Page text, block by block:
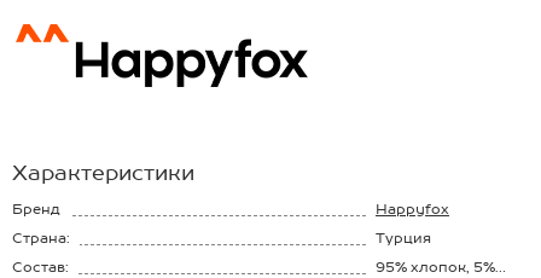
Характеристики
Бренд
Happyfox
Страна:
Турция
Состав:
95% хлопок, 5%